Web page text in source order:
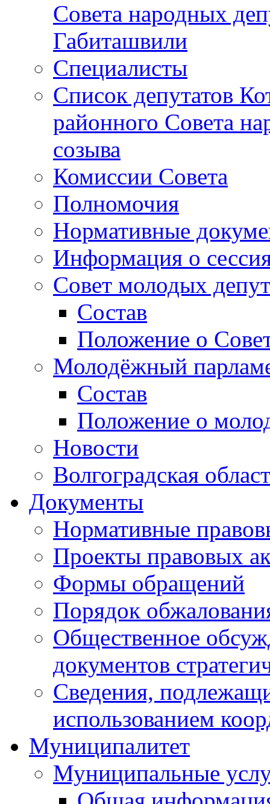
Совета народных
Габиташвили
Специалисты
Список депутатов
районного Совета
созыва
Комиссии Совета
Полномочия
Нормативные
Информация о
Совет молодых
Состав
Положение о
Молодёжный
Состав
Положение о
Новости
Волгоградская
Документы
Нормативные
Проекты правовых
Формы обращений
Порядок
Общественное
документов
Сведения,
использованием
Муниципалитет
Муниципальные